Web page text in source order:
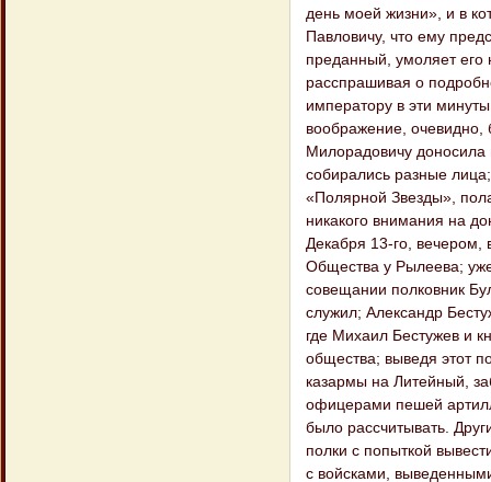
день моей жизни», и в
Павловичу, что ему
преданный, умоляет его
расспрашивая о
императору в эти
воображение, очевидно,
Милорадовичу
собирались разные
«Полярной Звезды»,
никакого внимания на
Декабря 13-го, вечером,
Общества у Рылеева;
совещании полковник
служил; Александр
где Михаил Бестужев и
общества; выведя этот
казармы на Литейный,
офицерами пешей
было рассчитывать.
полки с попыткой
с войсками,